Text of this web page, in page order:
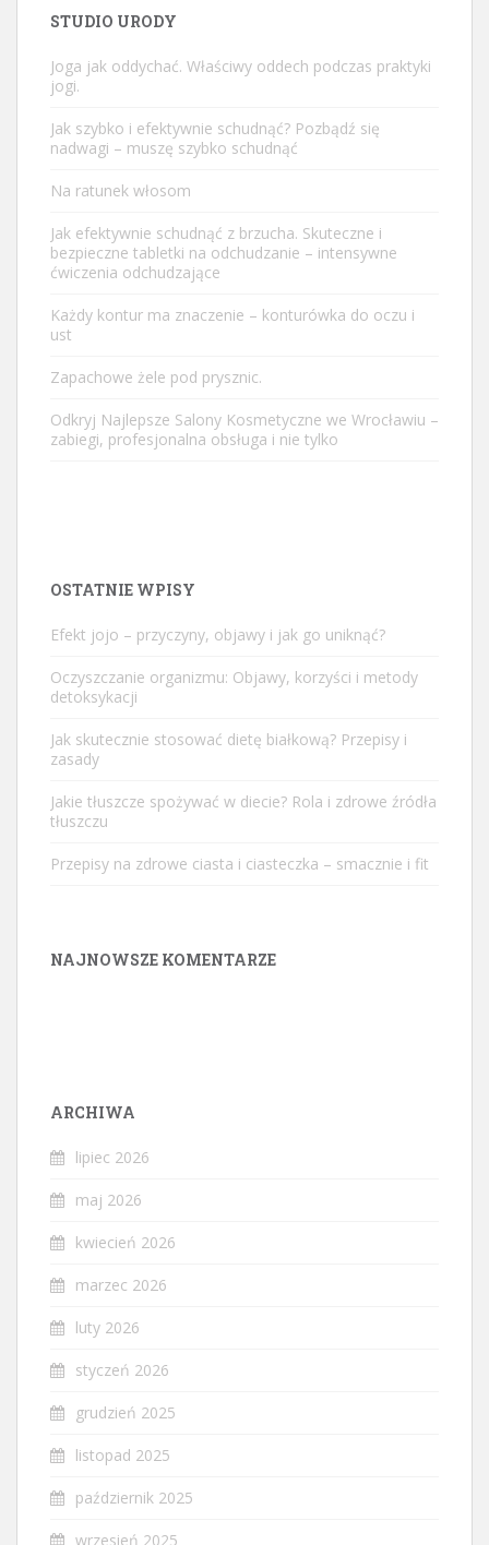
STUDIO URODY
Joga jak oddychać. Właściwy oddech podczas praktyki
jogi.
Jak szybko i efektywnie schudnąć? Pozbądź się
nadwagi – muszę szybko schudnąć
Na ratunek włosom
Jak efektywnie schudnąć z brzucha. Skuteczne i
bezpieczne tabletki na odchudzanie – intensywne
ćwiczenia odchudzające
Każdy kontur ma znaczenie – konturówka do oczu i
ust
Zapachowe żele pod prysznic.
Odkryj Najlepsze Salony Kosmetyczne we Wrocławiu –
zabiegi, profesjonalna obsługa i nie tylko
OSTATNIE WPISY
Efekt jojo – przyczyny, objawy i jak go uniknąć?
Oczyszczanie organizmu: Objawy, korzyści i metody
detoksykacji
Jak skutecznie stosować dietę białkową? Przepisy i
zasady
Jakie tłuszcze spożywać w diecie? Rola i zdrowe źródła
tłuszczu
Przepisy na zdrowe ciasta i ciasteczka – smacznie i fit
NAJNOWSZE KOMENTARZE
ARCHIWA
lipiec 2026
maj 2026
kwiecień 2026
marzec 2026
luty 2026
styczeń 2026
grudzień 2025
listopad 2025
październik 2025
wrzesień 2025